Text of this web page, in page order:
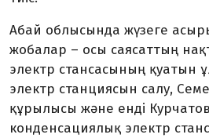
Абай облысында жүзеге
жобалар – осы саясаттың
электр стансасының қуатын
электр станциясын салу,
құрылысы және енді
конденсациялық электр